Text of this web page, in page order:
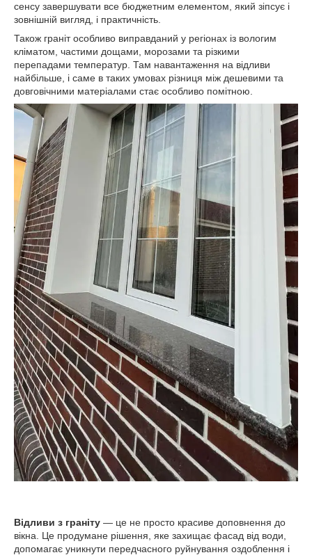
сенсу завершувати все бюджетним елементом, який зіпсує і
зовнішній вигляд, і практичність.
Також граніт особливо виправданий у регіонах із вологим
кліматом, частими дощами, морозами та різкими
перепадами температур. Там навантаження на відливи
найбільше, і саме в таких умовах різниця між дешевими та
довговічними матеріалами стає особливо помітною.
Відливи з граніту — це не просто красиве доповнення до
вікна. Це продумане рішення, яке захищає фасад від води,
допомагає уникнути передчасного руйнування оздоблення і